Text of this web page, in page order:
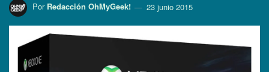
Por Redacción OhMyGeek! 23 junio 2015